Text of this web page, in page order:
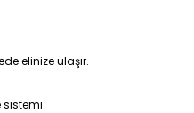
elinize ulaşır.
sistemi